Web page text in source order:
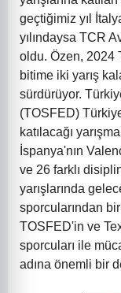
geçtiğimiz yıl
yılındaysa TCR
oldu. Özen, 2024
bitime iki yarış
sürdürüyor.
(TOSFED)
katılacağı
İspanya'nın
ve 26 farklı
yarışlarında
sporcularından
TOSFED'in ve
sporcuları ile
adına önemli bir